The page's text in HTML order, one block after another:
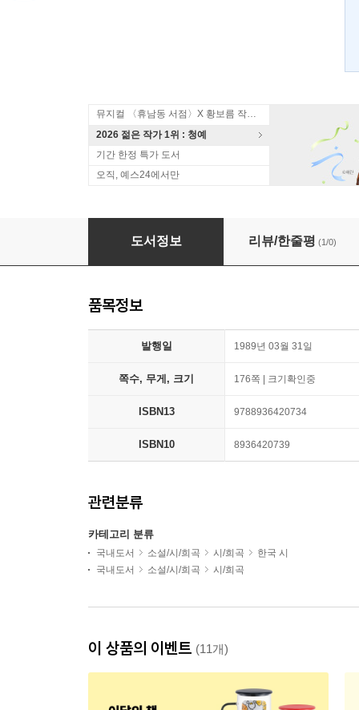
뮤지컬 〈휴남동 서점〉X 황보름 작가 북토크
2026 젊은 작가 1위 : 청예
기간 한정 특가 도서
오직, 예스24에서만
목숨을 걸고
도서정보 리뷰/한줄평 (1/0)
품목정보
발행일 1989년 03월 31일
쪽수, 무게, 크기 176쪽 | 크기확인중
ISBN13 9788936420734
ISBN10 8936420739
관련분류
카테고리 분류
국내도서 소설/시/희곡 시/희곡
한국 시
국내도서
소설/시/희곡 시/희곡
이 상품의 이벤트 (11개)